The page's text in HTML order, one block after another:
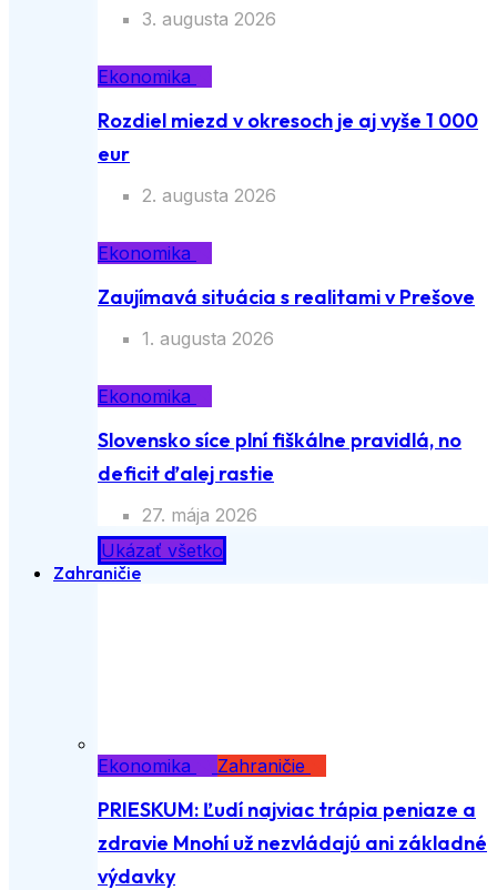
3. augusta 2026
Ekonomika
Rozdiel miezd v okresoch je aj vyše 1 000
eur
2. augusta 2026
Ekonomika
Zaujímavá situácia s realitami v Prešove
1. augusta 2026
Ekonomika
Slovensko síce plní fiškálne pravidlá, no
deficit ďalej rastie
27. mája 2026
Ukázať všetko
Zahraničie
Ekonomika Zahraničie
PRIESKUM: Ľudí najviac trápia peniaze a
zdravie Mnohí už nezvládajú ani základné
výdavky